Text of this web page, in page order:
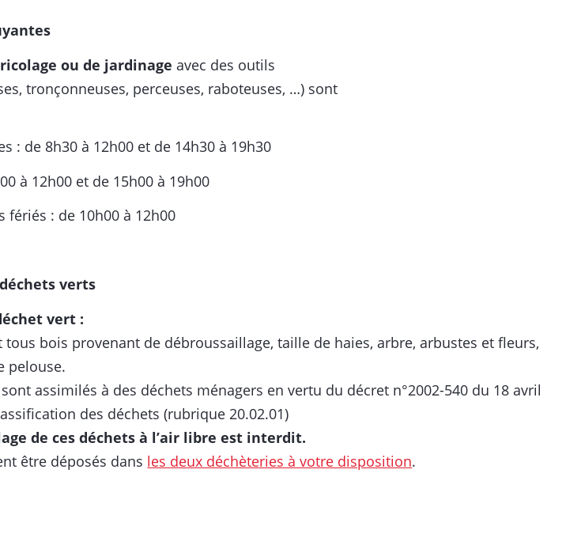
ou de jardinage avec des outils
tronçonneuses, perceuses, raboteuses, …) sont
: de 8h30 à 12h00 et de 14h30 à 19h30
à 12h00 et de 15h00 à 19h00
fériés : de 10h00 à 12h00
verts
vert :
tous bois provenant de débroussaillage, taille de haies, arbre, arbustes et fleurs,
pelouse.
assimilés à des déchets ménagers en vertu du décret n°2002-540 du 18 avril
des déchets (rubrique 20.02.01)
de ces déchets à l’air libre est interdit.
être déposés dans les deux déchèteries à votre disposition.